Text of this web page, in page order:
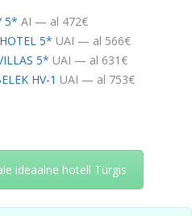
5* AI — al 472€
5* UAI — al 566€
5* UAI — al 631€
HV-1 UAI — al 753€
ideaalne hotell Türgis